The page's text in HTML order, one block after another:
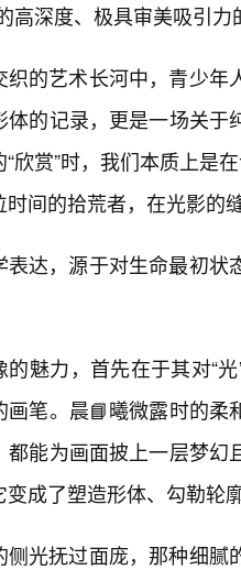
高深度、极具审美吸引
织的艺术长河中，青少年
体的记录，更是一场关
欣赏”时，我们本质上是
时间的拾荒者，在光影的
表达，源于对生命最初状
的魅力，首先在于其对“
画笔。晨📘曦微露时的
都能为画面披上一层梦
变成了塑造形体、勾勒轮
侧光抚过面庞，那种细